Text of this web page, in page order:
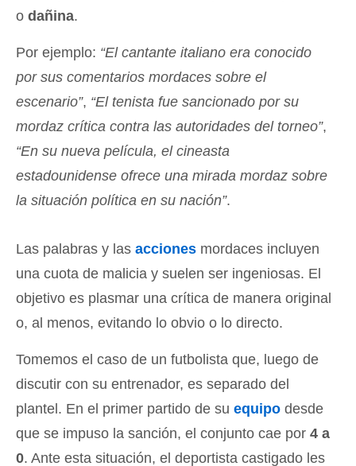
o dañina.
Por ejemplo: “El cantante italiano era conocido
por sus comentarios mordaces sobre el
escenario”, “El tenista fue sancionado por su
mordaz crítica contra las autoridades del torneo”,
“En su nueva película, el cineasta
estadounidense ofrece una mirada mordaz sobre
la situación política en su nación”.
Las palabras y las acciones mordaces incluyen
una cuota de malicia y suelen ser ingeniosas. El
objetivo es plasmar una crítica de manera original
o, al menos, evitando lo obvio o lo directo.
Tomemos el caso de un futbolista que, luego de
discutir con su entrenador, es separado del
plantel. En el primer partido de su equipo desde
que se impuso la sanción, el conjunto cae por 4 a
0. Ante esta situación, el deportista castigado les